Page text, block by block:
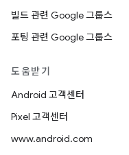
빌드 관련 Google 그룹스
포팅 관련 Google 그룹스
도움받기
Android 고객센터
Pixel 고객센터
www.android.com